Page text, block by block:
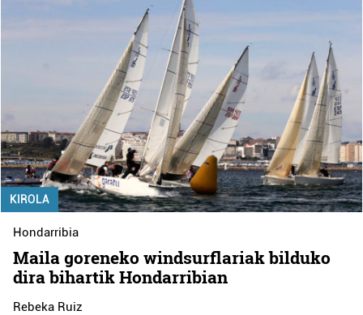
KIROLA
Hondarribia
Maila goreneko windsurflariak bilduko
dira bihartik Hondarribian
Rebeka Ruiz